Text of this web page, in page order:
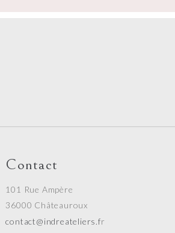
Contact
101 Rue Ampère
36000 Châteauroux
contact@indreateliers.fr